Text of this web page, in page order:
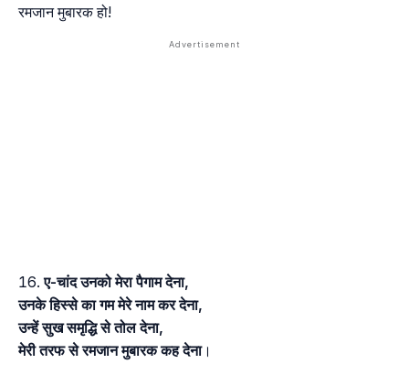
रमजान मुबारक हो!
ए-चांद उनको मेरा पैगाम देना,
उनके हिस्से का गम मेरे नाम कर देना,
उन्हें सुख समृद्धि से तोल देना,
मेरी तरफ से रमजान मुबारक कह देना।